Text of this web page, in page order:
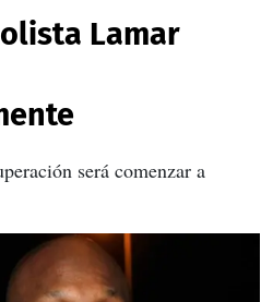
Lamar
será comenzar a